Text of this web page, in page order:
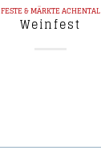
FESTE & MÄRKTEACHENTAL
Weinfest